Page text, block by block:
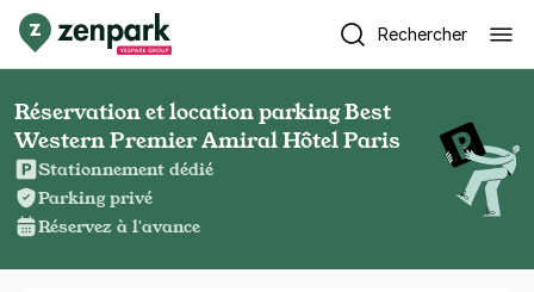
Rechercher
Réservation et location parking Best
Western Premier Amiral Hôtel Paris
Stationnement dédié
Parking privé
Réservez à l'avance